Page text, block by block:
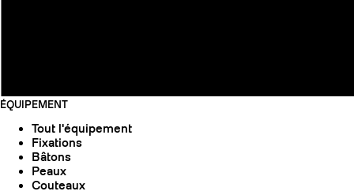
ÉQUIPEMENT
Tout l'équipement
Fixations
Bâtons
Peaux
Couteaux